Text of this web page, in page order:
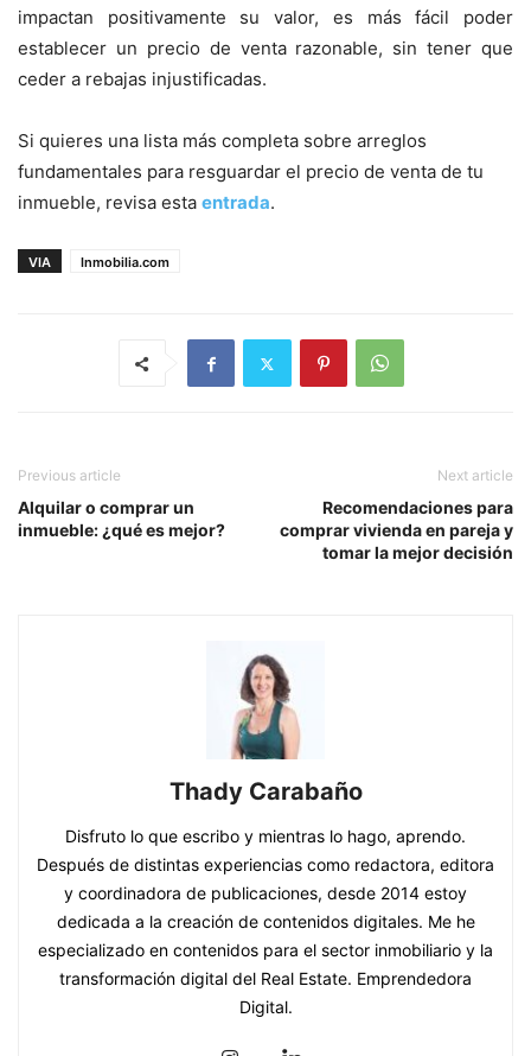
impactan positivamente su valor, es más fácil poder
establecer un precio de venta razonable, sin tener que
ceder a rebajas injustificadas.
Si quieres una lista más completa sobre arreglos
fundamentales para resguardar el precio de venta de tu
inmueble, revisa esta entrada.
VIA Inmobilia.com
Previous article
Alquilar o comprar un
inmueble: ¿qué es mejor?
Next article
Recomendaciones para
comprar vivienda en pareja y
tomar la mejor decisión
Thady Carabaño
Disfruto lo que escribo y mientras lo hago, aprendo.
Después de distintas experiencias como redactora, editora
y coordinadora de publicaciones, desde 2014 estoy
dedicada a la creación de contenidos digitales. Me he
especializado en contenidos para el sector inmobiliario y la
transformación digital del Real Estate. Emprendedora
Digital.